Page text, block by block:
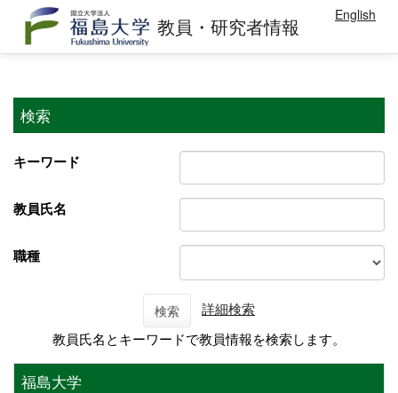
教員・研究者情報 English
検索
キーワード
教員氏名
職種
検索
詳細検索
教員氏名とキーワードで教員情報を検索します。
福島大学